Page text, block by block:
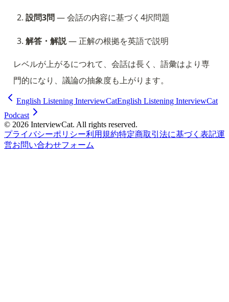
設問3問 — 会話の内容に基づく4択問題
解答・解説 — 正解の根拠を英語で説明
レベルが上がるにつれて、会話は長く、語彙はより専
門的になり、議論の抽象度も上がります。
English Listening InterviewCatEnglish Listening InterviewCat
Podcast
© 2026 InterviewCat. All rights reserved.
プライバシーポリシー利用規約特定商取引法に基づく表記運
営お問い合わせフォーム